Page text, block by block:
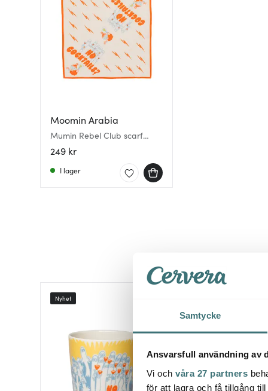
Samtycke
Ansvarsfull användning av
Vi och våra 27 partners
för att lagra och få tillgång
Moomin Arabia
Mumin Rebel Club scarf
55x55 cm Party Queue
249 kr
I lager
Nyhet